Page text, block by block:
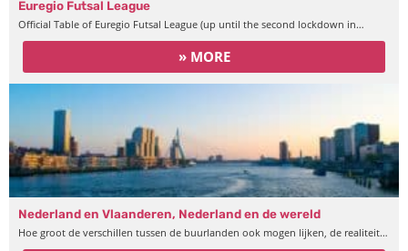
Euregio Futsal League
Official Table of Euregio Futsal League (up until the second lockdown in…
» MORE
Nederland en Vlaanderen, Nederland en de wereld
Hoe groot de verschillen tussen de buurlanden ook mogen lijken, de realiteit…